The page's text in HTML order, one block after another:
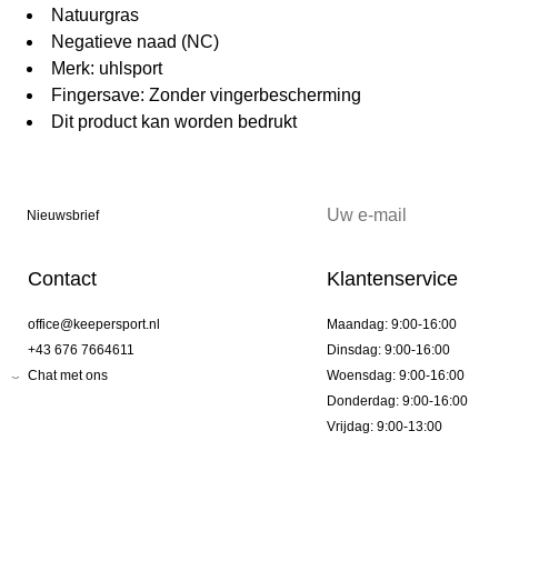
Natuurgras
Negatieve naad (NC)
Merk: uhlsport
Fingersave: Zonder vingerbescherming
Dit product kan worden bedrukt
Nieuwsbrief
Contact
office@keepersport.nl
+43 676 7664611
Chat met ons
Klantenservice
Maandag: 9:00-16:00
Dinsdag: 9:00-16:00
Woensdag: 9:00-16:00
Donderdag: 9:00-16:00
Vrijdag: 9:00-13:00